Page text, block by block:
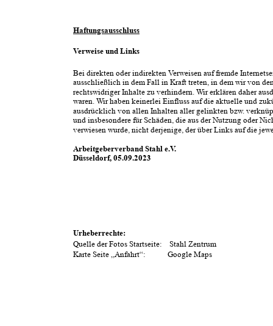
Haftungsausschluss
Verweise und Links
Bei direkten oder indirekten Verweisen auf fremde Internetseiten
ausschließlich in dem Fall in Kraft treten, in dem wir von den Inhalten
rechtswidriger Inhalte zu verhindern. Wir erklären daher ausdrücklich,
waren. Wir haben keinerlei Einfluss auf die aktuelle und zukünftige
ausdrücklich von allen Inhalten aller gelinkten bzw. verknüpften
und insbesondere für Schäden, die aus der Nutzung oder
verwiesen wurde, nicht derjenige, der über Links auf die jeweilige
Arbeitgeberverband Stahl e.V.
Düsseldorf, 05.09.2023
Urheberrechte:
Quelle der Fotos Startseite:    Stahl Zentrum
Karte Seite „Anfahrt“:            Google Maps